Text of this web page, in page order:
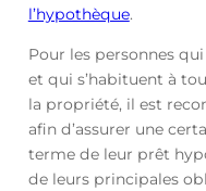
l’hypothèque.
Pour les personnes
et qui s’habituent à
la propriété, il est
afin d’assurer une
terme de leur prêt
de leurs principales